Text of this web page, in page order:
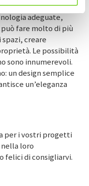
adeguate,
fare molto di più
creare
Le possibilità
sono innumerevoli.
un design semplice
un’eleganza
per i vostri progetti
loro
felici di consigliarvi.